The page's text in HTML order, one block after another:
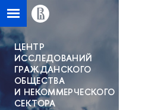
ЦЕНТР
ИССЛЕДОВАНИЙ
ГРАЖДАНСКОГО
ОБЩЕСТВА
И НЕКОММЕРЧЕСКОГО
СЕКТОРА